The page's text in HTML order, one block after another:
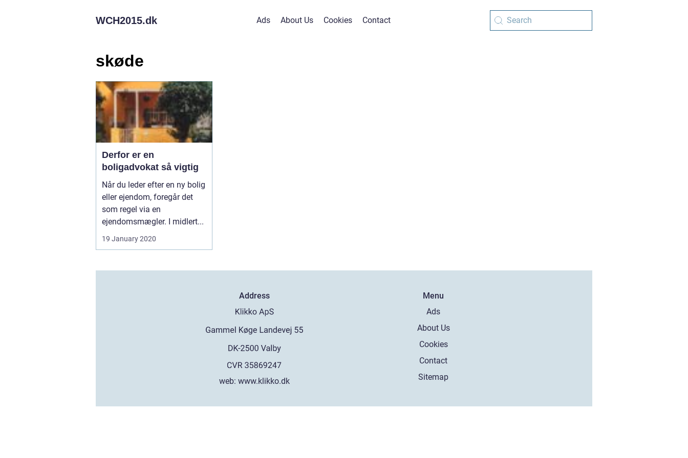
WCH2015.dk Ads About Us Cookies Contact
skøde
Derfor er en
boligadvokat så vigtig
Når du leder efter en ny bolig
eller ejendom, foregår det
som regel via en
ejendomsmægler. I midlert...
19 January 2020
Address
web:www.klikko.dk
Menu
Ads
About Us
Cookies
Contact
Sitemap